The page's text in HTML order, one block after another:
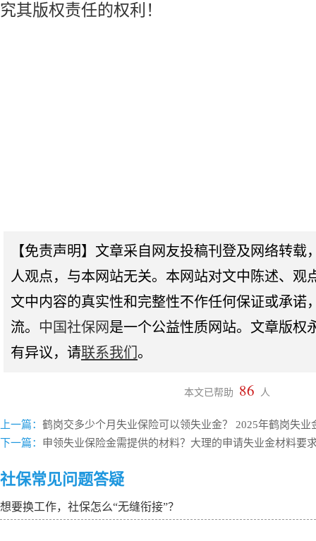
究其版权责任的权利！
【免责声明】文章采自网友投稿刊登及网络转载
人观点，与本网站无关。本网站对文中陈述、观
文中内容的真实性和完整性不作任何保证或承诺
流。 中国社保网 是一个公益性质网站。文章版权
有异议，请联系我们 。
本文已帮助 86 人
上一篇： 鹤岗交多少个月失业保险可以领失业金？ 2025年鹤岗失业
下一篇： 申领失业保险金需提供的材料？大理的申请失业金材料要
社保常见问题答疑
想要换工作，社保怎么“无缝衔接”？